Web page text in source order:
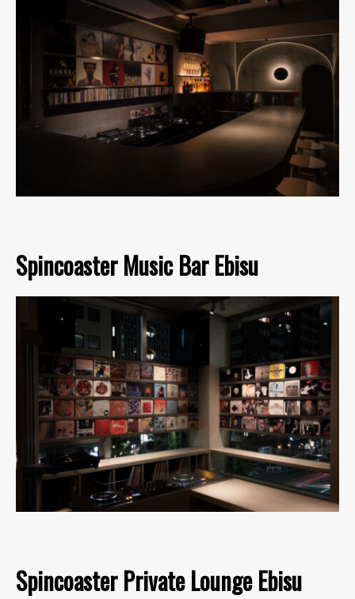
Spincoaster Music Bar Ebisu
Spincoaster Private Lounge Ebisu